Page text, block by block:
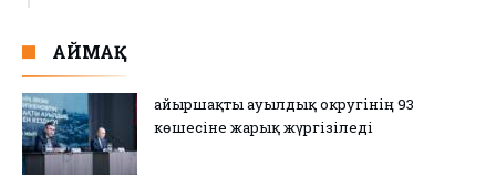
АЙМАҚ
Қайыршақты ауылдық округінің 93
көшесіне жарық жүргізіледі